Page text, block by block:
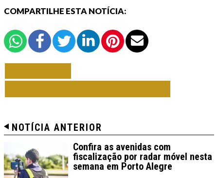
COMPARTILHE ESTA NOTÍCIA:
NOTÍCIA ANTERIOR
Confira as avenidas com
fiscalização por radar móvel nesta
semana em Porto Alegre